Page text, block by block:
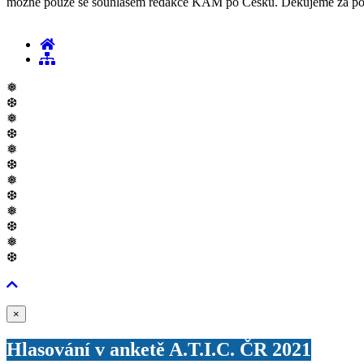
❅
❆
❅
❆
❅
❆
❅
❆
❅
❆
❅
❆
×
Hlasování v anketě A.T.I.C. ČR 2021